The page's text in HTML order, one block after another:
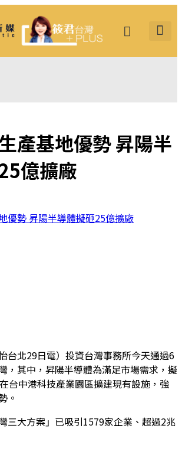
產基地優勢 昇陽半
億擴廠
台北29日電）投資台灣事務所今天通過6
，其中，昇陽半導體為滿足市場需求，擬
台中港科技產業園區擴建現有設施，強
。
三大方案」已吸引1579家企業、超過2兆